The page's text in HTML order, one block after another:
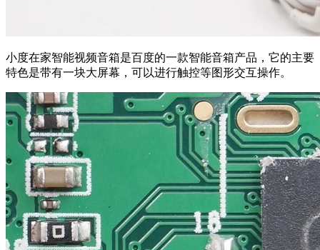
小度在家智能视频音箱是百度的一款智能音箱产品，它的主要
特色是带有一块大屏幕，可以进行触控等图形交互操作。